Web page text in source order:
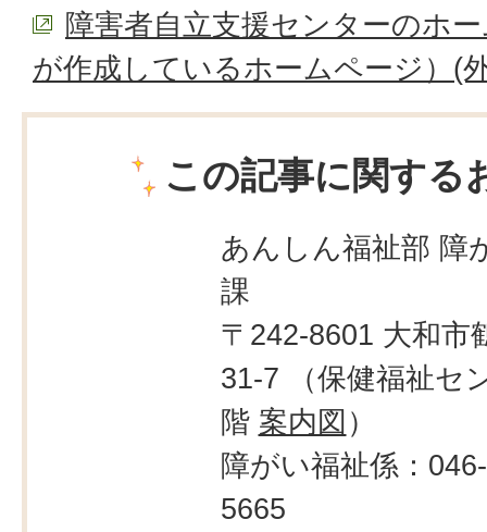
障害者自立支援センターのホ
が作成しているホームページ）(
この記事に関する
あんしん福祉部 障
課
〒242-8601 大和市
31-7 （保健福祉セ
階 案内図 ）
障がい福祉係：
5665